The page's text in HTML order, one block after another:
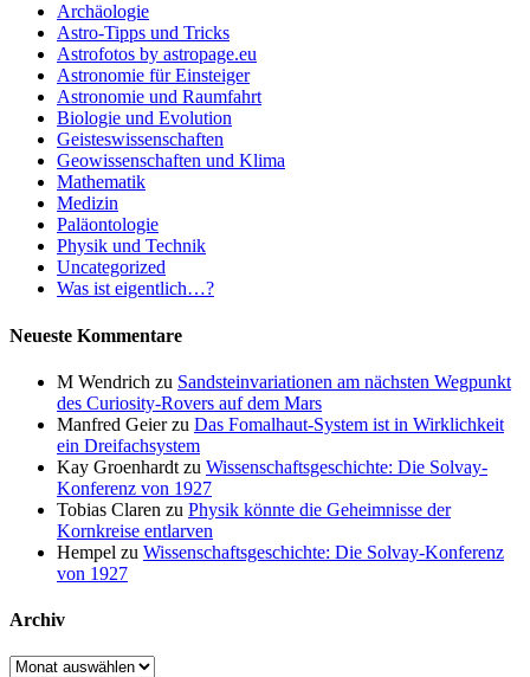
Archäologie
Astro-Tipps und Tricks
Astrofotos by astropage.eu
Astronomie für Einsteiger
Astronomie und Raumfahrt
Biologie und Evolution
Geisteswissenschaften
Geowissenschaften und Klima
Mathematik
Medizin
Paläontologie
Physik und Technik
Uncategorized
Was ist eigentlich…?
Neueste Kommentare
M Wendrich zu Sandsteinvariationen am nächsten Wegpunkt
des Curiosity-Rovers auf dem Mars
Manfred Geierzu Das Fomalhaut-System ist in Wirklichkeit
ein Dreifachsystem
Kay Groenhardt zu Wissenschaftsgeschichte: Die Solvay-
Konferenz von 1927
Tobias Claren zu Physik könnte die Geheimnisse der
Kornkreise entlarven
Hempel zu Wissenschaftsgeschichte: Die Solvay-Konferenz
von 1927
Archiv
Archiv